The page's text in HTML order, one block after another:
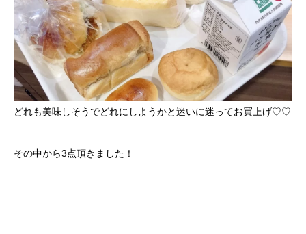
どれも美味しそうでどれにしようかと迷いに迷ってお買上げ♡♡
その中から3点頂きました！